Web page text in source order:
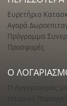
Ευρετήριο
Αγορά
Πρόγραμμα
Προσφορές
Ο
Ο Λογαριασμός